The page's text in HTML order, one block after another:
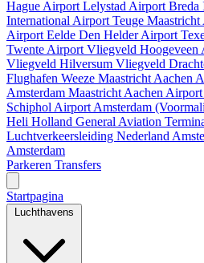
Hague Airport Lelystad Airport Breda
International Airport Teuge
Airport Eelde Den Helder Airport
Twente Airport Vliegveld Hoogeveen
Vliegveld Hilversum Vliegveld
Flughafen Weeze Maastricht Aachen
Amsterdam Maastricht Aachen
Schiphol Airport Amsterdam
Heli Holland General Aviation
Luchtverkeersleiding Nederland
Amsterdam
Parkeren Transfers
Startpagina
Luchthavens